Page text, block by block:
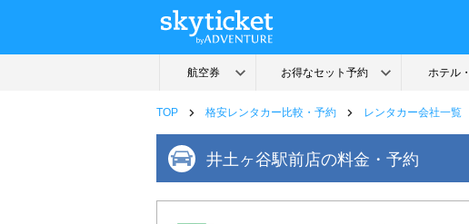
TOP 格安レンタカー比較・予約 レンタカー会社一覧
井土ヶ谷駅前店の料金・予約